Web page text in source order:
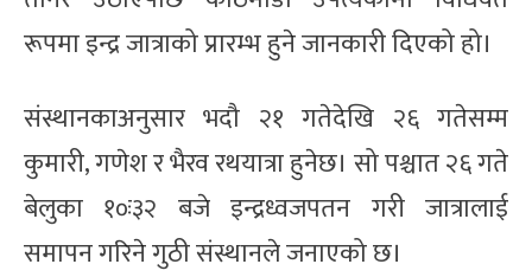
रूपमा इन्द्र जात्राको प्रारम्भ हुने जानकारी दिएको हो।
संस्थानकाअनुसार भदौ २१ गतेदेखि २६ गतेसम्म
कुमारी, गणेश र भैरव रथयात्रा हुनेछ। सो पश्चात २६ गते
बेलुका १०ः३२ बजे इन्द्रध्वजपतन गरी जात्रालाई
समापन गरिने गुठी संस्थानले जनाएको छ।